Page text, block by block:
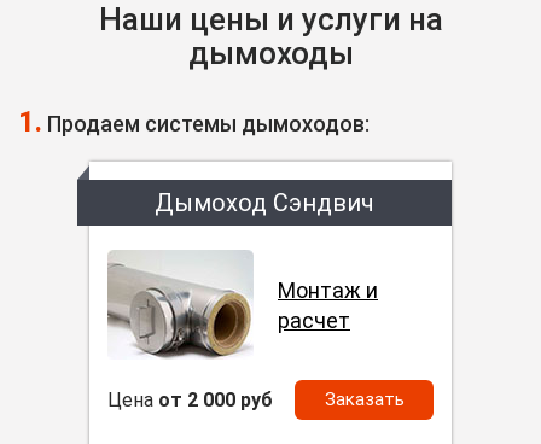
Наши цены и услуги на
дымоходы
1. Продаем системы дымоходов:
Дымоход Сэндвич
Монтаж и
расчет
Цена от 2 000 руб Заказать